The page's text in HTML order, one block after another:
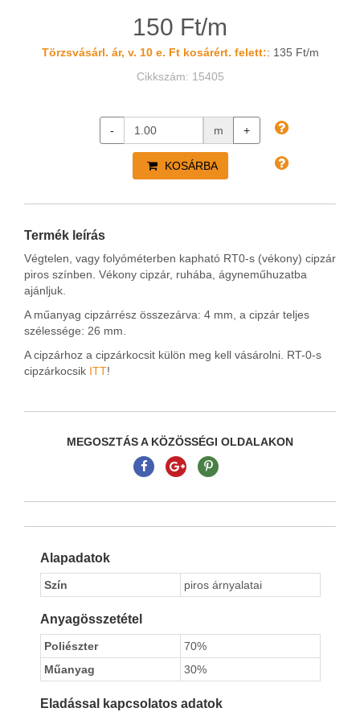
150 Ft/m
Törzsvásárl. ár, v. 10 e. Ft kosárért. felett:: 135 Ft/m
Cikkszám: 15405
- m +
KOSÁRBA
Termék leírás
Végtelen, vagy folyóméterben kapható RT0-s (vékony) cipzár
piros színben. Vékony cipzár, ruhába, ágyneműhuzatba
ajánljuk.
A műanyag cipzárrész összezárva: 4 mm, a cipzár teljes
szélessége: 26 mm.
A cipzárhoz a cipzárkocsit külön meg kell vásárolni. RT-0-s
cipzárkocsik ITT!
MEGOSZTÁS A KÖZÖSSÉGI OLDALAKON
Alapadatok
Szín piros árnyalatai
Anyagösszetétel
Poliészter
70%
Műanyag
30%
Eladással kapcsolatos adatok